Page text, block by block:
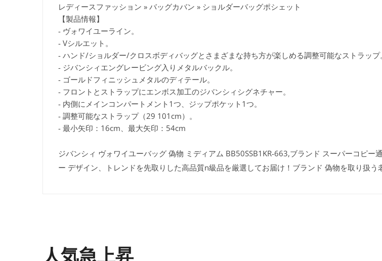
レディースファッション » バッグカバン » ショルダーバッグポシェット
【製品情報】
- ヴォワイユーライン。
- Vシルエット。
- ハンド/ショルダー/クロスボディバッグとさまざまな持ち方が楽しめる調整可能なストラップ。
- ジバンシィエングレービング入りメタルバックル。
- ゴールドフィニッシュメタルのディテール。
- フロントとストラップにエンボス加工のジバンシィシグネチャー。
- 内側にメインコンパートメント1つ、ジップポケット1つ。
- 調整可能なストラップ（29 101cm）。
- 最小矢印：16cm、最大矢印：54cm
ジバンシィ ヴォワイユーバッグ 偽物 ミディアム BB50SSB1KR-663,ブランド スーパーコピ
ー デザイン、トレンドを先取りした高品質n級品を厳選してお届け！ブランド 偽物を取り扱う
人気急上昇